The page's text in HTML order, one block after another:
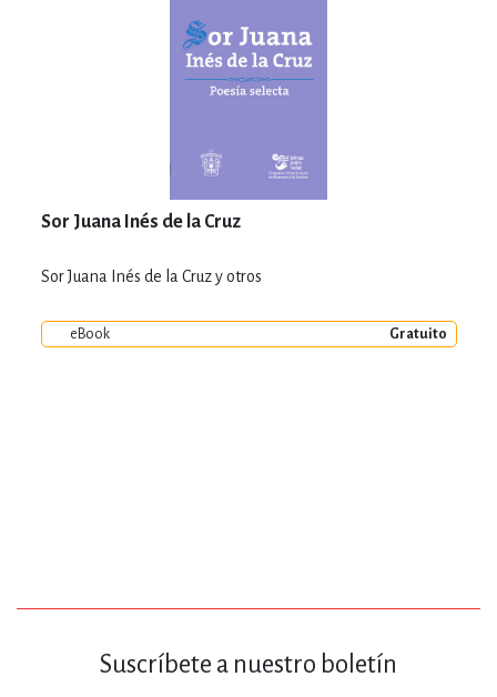
Sor Juana Inés de la Cruz
Sor Juana Inés de la Cruz y otros
eBook Gratuito
Suscríbete a nuestro boletín